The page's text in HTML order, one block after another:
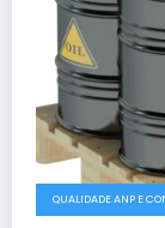
QUALIDADE ANP E